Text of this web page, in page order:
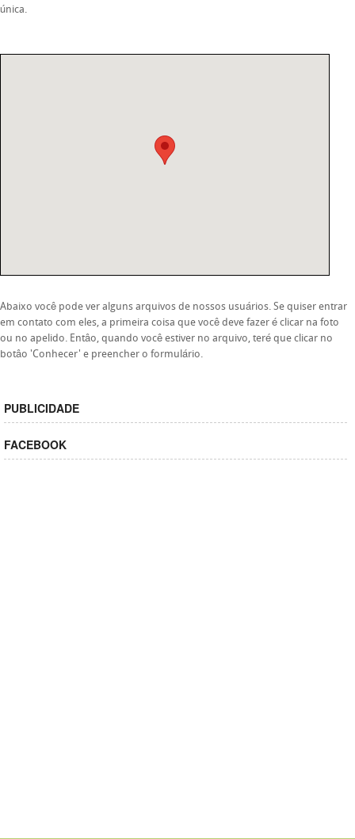
única.
Abaixo você pode ver alguns arquivos de nossos usuários. Se quiser entrar
em contato com eles, a primeira coisa que você deve fazer é clicar na foto
ou no apelido. Entâo, quando você estiver no arquivo, teré que clicar no
botâo 'Conhecer' e preencher o formulário.
PUBLICIDADE
FACEBOOK